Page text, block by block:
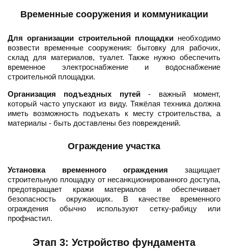
Временные сооружения и коммуникации
Для организации строительной площадкинеобходимо
возвести временные сооружения: бытовку для рабочих,
склад для материалов, туалет. Также нужно обеспечить
временное электроснабжение и водоснабжение
строительной площадки.
Организация подъездных путей- важный момент,
который часто упускают из виду. Тяжёлая техника должна
иметь возможность подъехать к месту строительства, а
материалы - быть доставлены без повреждений.
Ограждение участка
Установка временного ограждения защищает
строительную площадку от несанкционированного доступа,
предотвращает кражи материалов и обеспечивает
безопасность окружающих. В качестве временного
ограждения обычно используют сетку-рабицу или
профнастил.
Этап 3: Устройство фундамента